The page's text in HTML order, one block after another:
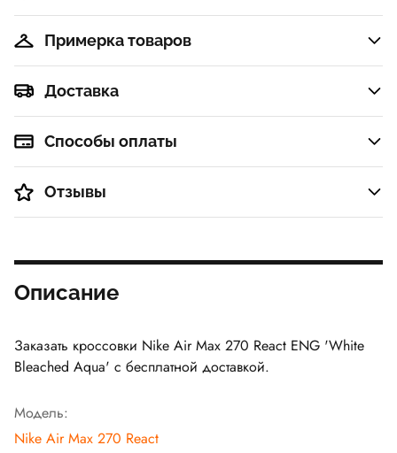
Примерка товаров
Доставка
Способы оплаты
Отзывы
Описание
Заказать кроссовки Nike Air Max 270 React ENG 'White
Bleached Aqua' с бесплатной доставкой.
Модель:
Nike Air Max 270 React